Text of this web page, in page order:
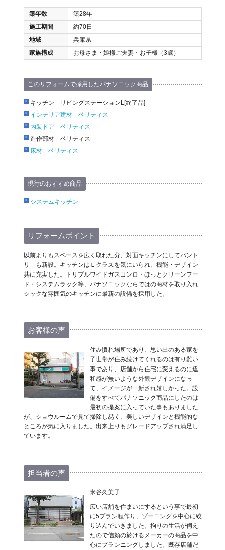
築年数
築28年
施工期間
約70日
地域
兵庫県
家族構成
お母さま・娘様ご夫妻・お子様（3歳）
このリフォームで採用したパナソニック商品
キッチン リビングステーションL[終了品]
インテリア建材 ベリティス
内装ドア ベリティス
造作部材 ベリティス
床材 ベリティス
現行のおすすめ商品
システムキッチン
リフォームポイント
以前よりもスペースを広く取れた分、対面キッチンにしてパント
リ―も新設。キッチンはＬクラスを気にいられ、機能・デザイン
共に充実した。トリプルワイドガスコンロ・ほっとクリーンフー
ド・システムラック等、パナソニックならではの商材を取り入れ
シックな雰囲気のキッチンに最新の設備を採用した。
お客様の声
住み慣れ場所であり、思い出のある家を
子世帯が住み続けてくれるのは有り難い
事であり、店舗から住宅に変えるのに違
和感が無いような外観デザインになっ
て、イメージが一新され嬉しかった。設
備をすべてパナソニック商品にしたのは
最初の提案に入っていた事もありました
が、ショウルームで見て掃除し易く、美しいデザインと機能的な
ところが気に入りました。出来上りもグレードアップされ満足し
ています。
担当者の声
米谷久美子
広い店舗を住まいにするという事で最初
に5プラン程作り、ゾーニングを中心に絞
り込んでいきました。拘りの生活が伺え
たので信頼の於けるメーカーの商品を中
心にプランニングしました。既存店舗だ